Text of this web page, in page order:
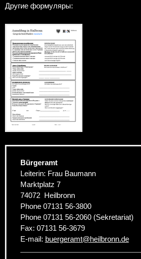
Другие формуляры:
Bürgeramt
Leiterin: Frau Baumann
Marktplatz 7
74072 Heilbronn
Phone 07131 56-3800
Phone 07131 56-2060 (Sekretariat)
Fax: 07131 56-3679
E-mail: buergeramt@heilbronn.de